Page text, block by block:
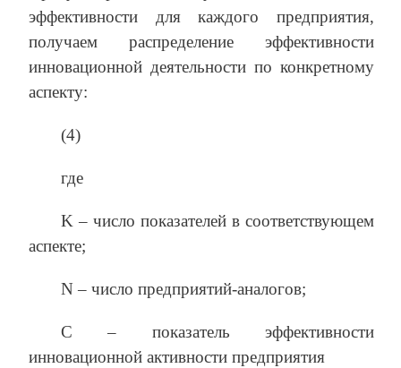
эффективности для каждого предприятия,
получаем распределение эффективности
инновационной деятельности по конкретному
аспекту:
(4)
где
K – число показателей в соответствующем
аспекте;
N – число предприятий-аналогов;
C – показатель эффективности
инновационной активности предприятия